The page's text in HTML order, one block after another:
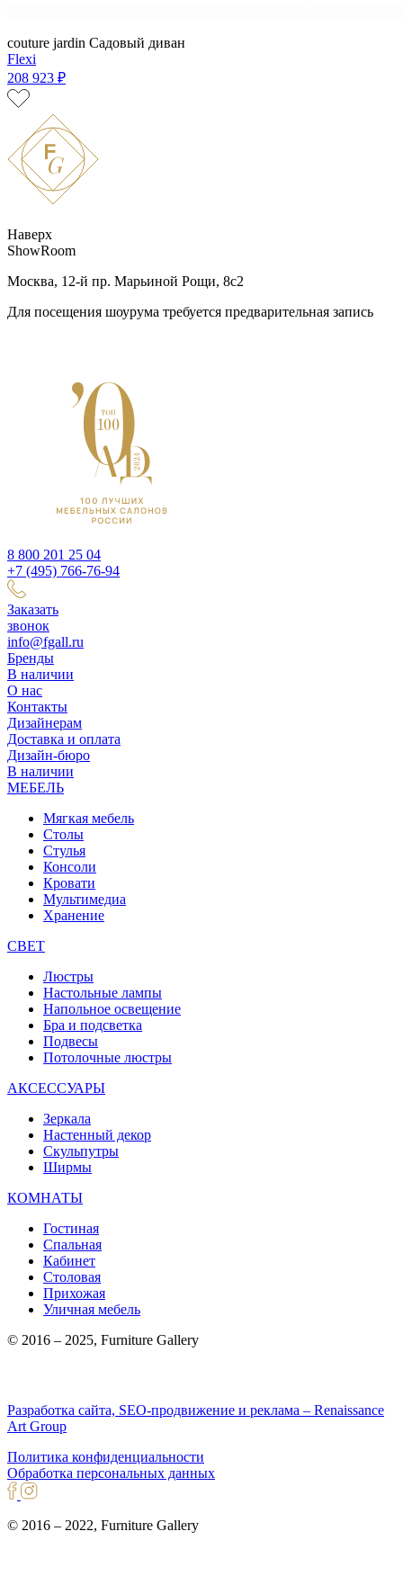
couture jardin Садовый диван
Flexi
208 923 ₽
Наверх
ShowRoom
Москва, 12-й пр. Марьиной Рощи, 8с2
Для посещения шоурума требуется предварительная запись
8 800 201 25 04
+7 (495) 766-76-94
Заказать
звонок
info@fgall.ru
Бренды
В наличии
О нас
Контакты
Дизайнерам
Доставка и оплата
Дизайн-бюро
В наличии
МЕБЕЛЬ
Мягкая мебель
Столы
Стулья
Консоли
Кровати
Мультимедиа
Хранение
СВЕТ
Люстры
Настольные лампы
Напольное освещение
Бра и подсветка
Подвесы
Потолочные люстры
АКСЕССУАРЫ
Зеркала
Настенный декор
Скульпутры
Ширмы
КОМНАТЫ
Гостиная
Спальная
Кабинет
Столовая
Прихожая
Уличная мебель
© 2016 – 2025, Furniture Gallery
Разработка сайта, SEO-продвижение и реклама – Renaissance
Art Group
Политика конфиденциальности
Обработка персональных данных
© 2016 – 2022, Furniture Gallery